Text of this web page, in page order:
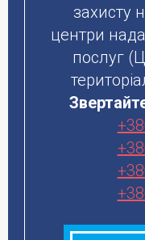
захисту
центри
послуг